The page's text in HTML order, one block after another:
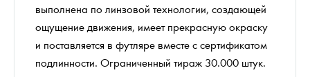
выполнена по линзовой технологии, создающей
ощущение движения, имеет прекрасную окраску
и поставляется в футляре вместе с сертификатом
подлинности. Ограниченный тираж 30.000 штук.